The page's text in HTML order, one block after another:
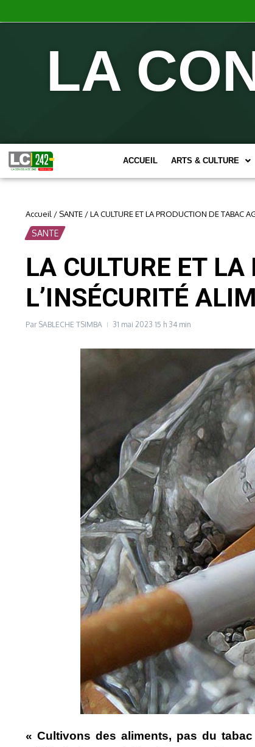
LA
ACCUEIL ARTS & CULTURE
Accueil / SANTE /LA CULTURE ET LA PRODUCTION DE TABAC
SANTE
LA CULTURE ET
L’INSÉCURITÉ
Par SABLECHE TSIMBA 31 mai 2023 15 h 34 min
« Cultivons des aliments, pas du